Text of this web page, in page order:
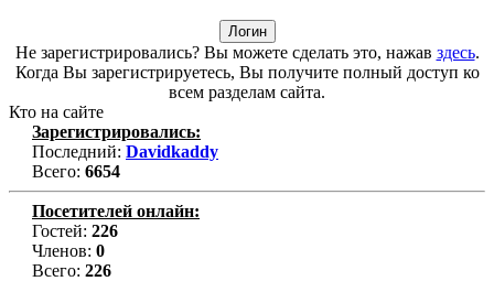
Не зарегистрировались? Вы можете сделать это, нажав здесь.
Когда Вы зарегистрируетесь, Вы получите полный доступ ко
всем разделам сайта.
Кто на сайте
Зарегистрировались:
Последний: Davidkaddy
Всего: 6654
Посетителей онлайн:
Гостей: 226
Членов: 0
Всего: 226